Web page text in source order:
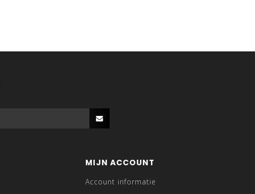
MIJN ACCOUNT
Account informatie